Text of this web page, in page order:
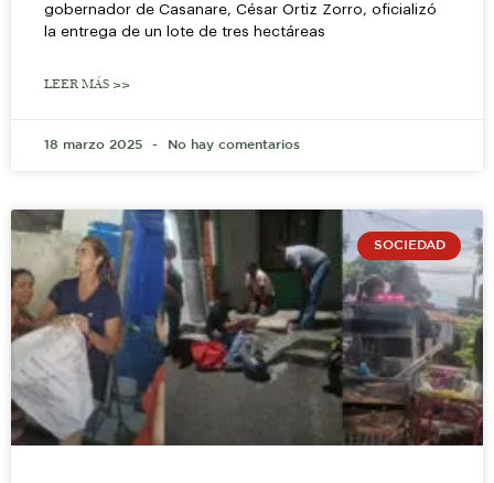
gobernador de Casanare, César Ortiz Zorro, oficializó
la entrega de un lote de tres hectáreas
LEER MÁS >>
18 marzo 2025 No hay comentarios
SOCIEDAD